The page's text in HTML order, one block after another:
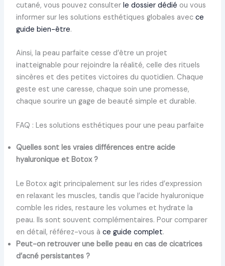
cutané, vous pouvez consulter le dossier dédié ou vous
informer sur les solutions esthétiques globales avec ce
guide bien-être.
Ainsi, la peau parfaite cesse d’être un projet
inatteignable pour rejoindre la réalité, celle des rituels
sincères et des petites victoires du quotidien. Chaque
geste est une caresse, chaque soin une promesse,
chaque sourire un gage de beauté simple et durable.
FAQ : Les solutions esthétiques pour une peau parfaite
Quelles sont les vraies différences entre acide
hyaluronique et Botox ?
Le Botox agit principalement sur les rides d’expression
en relaxant les muscles, tandis que l’acide hyaluronique
comble les rides, restaure les volumes et hydrate la
peau. Ils sont souvent complémentaires. Pour comparer
en détail, référez-vous à ce guide complet.
Peut-on retrouver une belle peau en cas de cicatrices
d’acné persistantes ?